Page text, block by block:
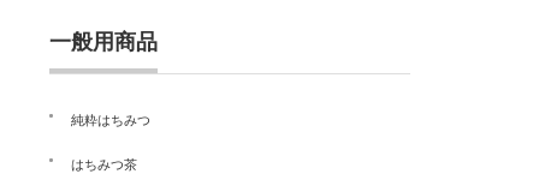
一般用商品
純粋はちみつ
はちみつ茶